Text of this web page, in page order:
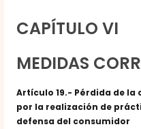
CAPÍTULO VI
MEDIDAS
Artículo 19.- Pérdida de
por la realización de
defensa del consumidor